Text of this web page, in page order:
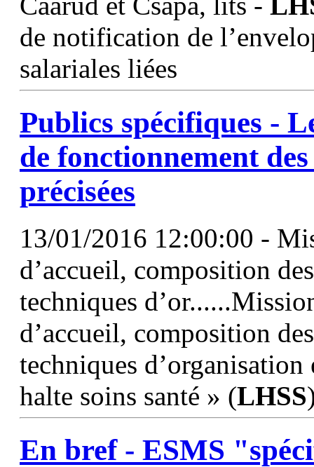
de notification de
salariales liées
Publics spécifiques -
de fonctionnement
précisées
13/01/2016 12:00:00 -
d’accueil, composition
techniques
d’accueil, composition
techniques
halte soins santé » (LHSS
En bref - ESMS